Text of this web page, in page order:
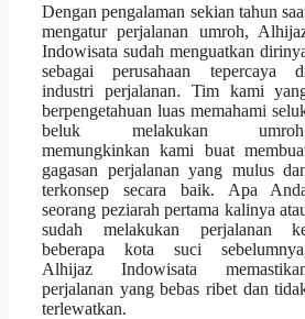
Dengan pengalaman sekian tahun
mengatur perjalanan umroh,
Indowisata sudah menguatkan
sebagai perusahaan tepercaya
industri perjalanan. Tim kami
berpengetahuan luas memahami
beluk melakukan
memungkinkan kami buat
gagasan perjalanan yang mulus
terkonsep secara baik. Apa
seorang peziarah pertama kalinya
sudah melakukan perjalanan
beberapa kota suci
Alhijaz Indowisata
perjalanan yang bebas ribet dan
terlewatkan.